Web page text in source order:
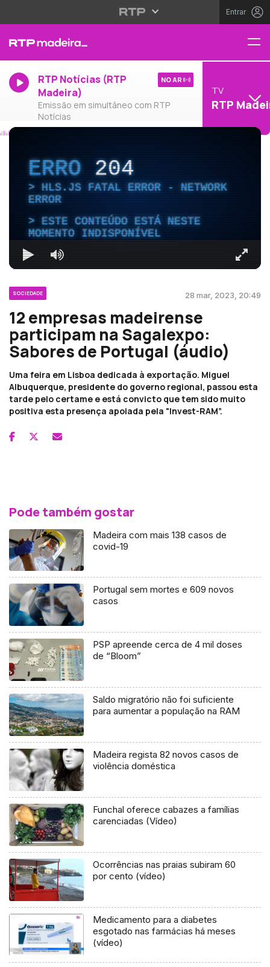
Entrar
RTP Notícias (RTP
Madeira)
Emissão em simultâneo com RTP
Notícias
NO AR
TV
RTP
ERRO204
HLS.JS FATAL ERROR - NETWORK
ERROR
ESTE CONTEÚDO ESTÁ NESTE
MOMENTO INDISPONÍVEL
SOCIEDADE 28 mar, 2023, 20:49
12 empresas madeirense
participam na Sagalexpo:
Sabores de Portugal (áudio)
Uma feira em Lisboa dedicada à exportação. Miguel
Albuquerque, presidente do governo regional, passou esta
tarde pelo certame e está convicto que tem sido muito
positiva esta presença apoiada pela "Invest-RAM”.
Pode também gostar
Madeira com mais 138 casos de
covid-19
Portugal sem mortes e 609 novos
casos
PSP apreende cerca de 4 mil doses
de “Bloom”
Saldo migratório não foi suficiente
para aumentar a população na RAM
Madeira regista 82 novos casos de
violência doméstica
Funchal oferece cabazes a famílias
carenciadas (Vídeo)
Ocorrências nas praias subiram 60
por cento (vídeo)
Medicamento para a diabetes
esgotado nas farmácias há meses
(vídeo)